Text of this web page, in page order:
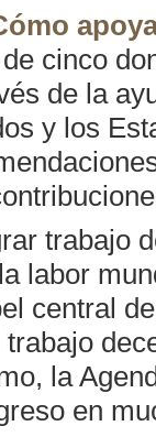
cinco
de la
y los
trabajo
labor
central
la
en